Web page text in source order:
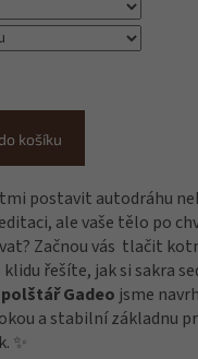
košíku
postavit autodráhu
ale vaše tělo po
Začnou vás tlačit
řešíte, jak si sakra
Gadeo jsme
a stabilní základnu
✨